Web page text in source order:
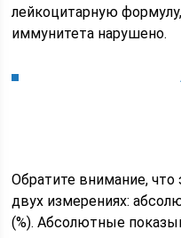
лейкоцитарную
иммунитета нарушено.
Обратите внимание, что
двух измерениях:
(%). Абсолютные